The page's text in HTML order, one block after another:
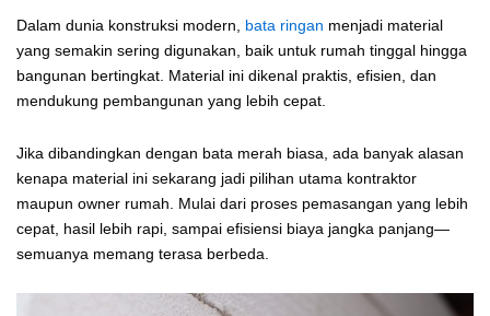
Dalam dunia konstruksi modern, bata ringan menjadi material
yang semakin sering digunakan, baik untuk rumah tinggal hingga
bangunan bertingkat. Material ini dikenal praktis, efisien, dan
mendukung pembangunan yang lebih cepat.
Jika dibandingkan dengan bata merah biasa, ada banyak alasan
kenapa material ini sekarang jadi pilihan utama kontraktor
maupun owner rumah. Mulai dari proses pemasangan yang lebih
cepat, hasil lebih rapi, sampai efisiensi biaya jangka panjang—
semuanya memang terasa berbeda.